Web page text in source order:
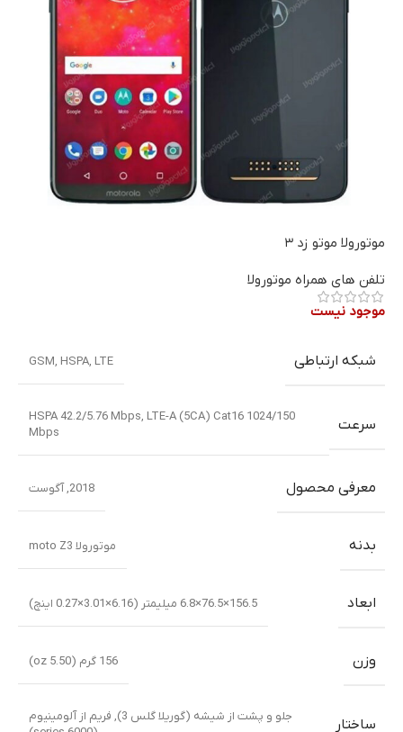
موتورولا موتو زد ۳
تلفن های همراه موتورولا
موجود نیست
شبکه ارتباطی GSM, HSPA, LTE
سرعت
HSPA 42.2/5.76 Mbps, LTE-A (5CA) Cat16 1024/150
Mbps
معرفی محصول 2018
,آگوست
بدنه موتورولا moto Z3
ابعاد 156.5×76.5×6.8 میلیمتر (6.16×3.01×0.27 اینچ)
وزن 156 گرم (5.50 oz)
ساختار جلو و پشت از شیشه (گوریلا گلس 3) , فریم از آلومینیوم